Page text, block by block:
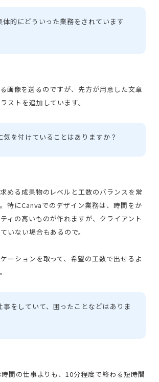
体的にどういった業務をされています
画像を送るのですが、先方が用意した文章
ストを追加しています。
気を付けていることはありますか？
める成果物のレベルと工数のバランスを常
特にCanvaでのデザイン業務は、時間をか
ィの高いものが作れますが、クライアント
いない場合もあるので。
ーションを取って、希望の工数で出せるよ
事をしていて、困ったことなどはありま
間の仕事よりも、10分程度で終わる短時間